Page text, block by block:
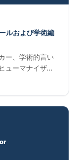
ルおよび学術編
ー、学術的言い
ューマナイザ
ーナルに出版